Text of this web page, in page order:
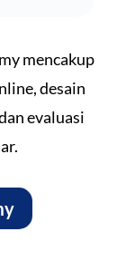
mencakup
desain
evaluasi